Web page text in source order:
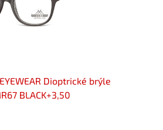
Dioptrické brýle
BLACK+3,50